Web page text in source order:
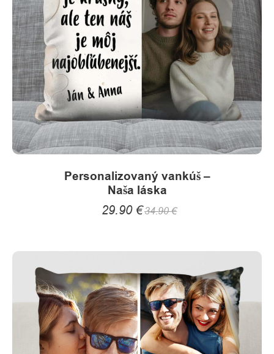
chosen
on
the
product
page
Personalizovaný vankúš –
Naša láska
29.90 €34.90€